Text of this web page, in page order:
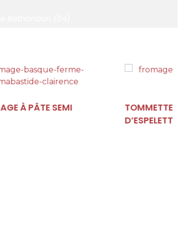
TOMMETTE PUR BREBIS AU PIMENT